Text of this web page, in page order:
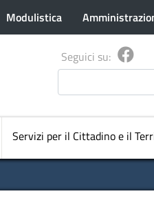
Modulistica
Seguici su:
Servizi per il Cittadino e il